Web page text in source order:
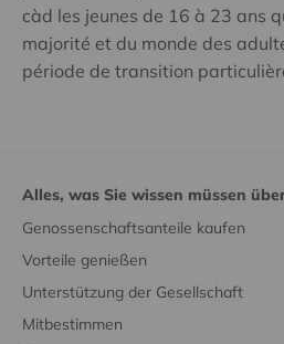
càd les jeunes de 16 à 23 ans
majorité et du monde des
période de transition
Alles, was Sie wissen müssen
Genossenschaftsanteile kaufen
Vorteile genießen
Unterstützung der Gesellschaft
Mitbestimmen